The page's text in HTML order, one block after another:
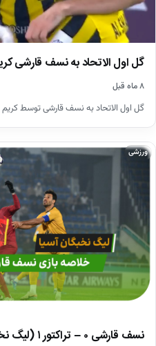
گل اول الاتحاد به نسف قارشی
۸ ماه قبل
گل اول الاتحاد به نسف قارشی توسط کریم بنزما در
ورزشی
نسف قارشی ۰ – تراکتور ۱ (لیگ نخبگان آسیا)